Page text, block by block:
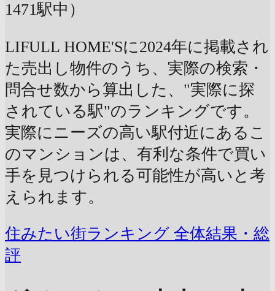
1471駅中）
LIFULL HOME'Sに2024年に掲載され
た売出し物件のうち、実際の検索・
問合せ数から算出した、"実際に探
されている駅"のランキングです。
実際にニーズの高い駅付近にあるこ
のマンションは、有利な条件で買い
手を見つけられる可能性が高いと考
えられます。
住みたい街ランキング 全体結果・総
評